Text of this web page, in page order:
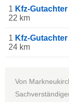
1 Kfz-
22 km
1 Kfz-
24 km
Von